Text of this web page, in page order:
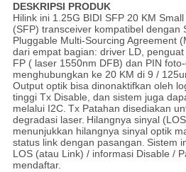
DESKRIPSI PRODUK
Hilink ini 1.25G BIDI SFP 20 KM
(SFP) transceiver kompatibel dengan
Pluggable Multi-Sourcing Agreement
dari empat bagian: driver LD,
FP ( laser 1550nm DFB) dan PIN
menghubungkan ke 20 KM di 9 /
Output optik bisa dinonaktifkan oleh
tinggi Tx Disable, dan sistem juga
melalui I2C. Tx Patahan disediakan
degradasi laser. Hilangnya sinyal
menunjukkan hilangnya sinyal optik
status link dengan pasangan. Sistem
LOS (atau Link) / informasi Disable /
mendaftar.